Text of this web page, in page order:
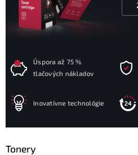
Úspora až 75 %
tlačových nákladov
Inovatívne technológie
Tonery